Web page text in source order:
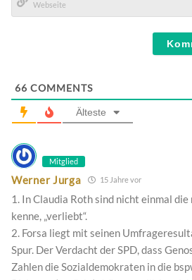
Mail*
66 COMMENTS
Älteste
Mitglied
Werner Jurga 15 Jahre vor
1. In Claudia Roth sind nicht einmal
kenne, „verliebt“.
2. Forsa liegt mit seinen
Spur. Der Verdacht der SPD, dass
Zahlen die Sozialdemokraten in die